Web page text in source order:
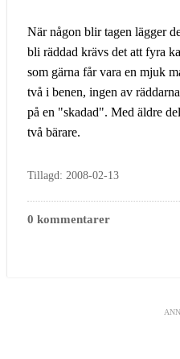
När någon blir tagen lägger
bli räddad krävs det att fyra
som gärna får vara en mjuk
två i benen, ingen av
på en "skadad". Med äldre
två bärare.
Tillagd: 2008-02-13
0 kommentarer